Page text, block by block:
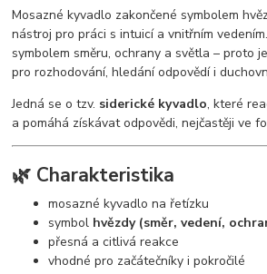
Mosazné kyvadlo zakončené symbolem
nástroj pro práci s intuicí a vnitřním
symbolem směru, ochrany a světla – proto
pro rozhodování, hledání odpovědí i
Jedná se o tzv. siderické kyvadlo, které
a pomáhá získávat odpovědi, nejčastěji ve
🌿 Charakteristika
mosazné kyvadlo na řetízku
symbol hvězdy (směr, vedení,
přesná a citlivá reakce
vhodné pro začátečníky i pokročilé